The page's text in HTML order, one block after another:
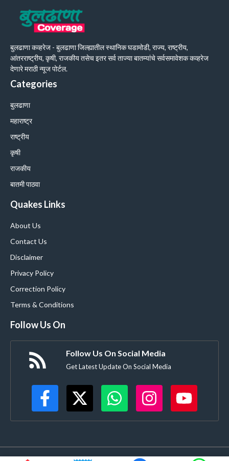
बुलढाणा कव्हरेज - बुलढाणा जिल्ह्यातील स्थानिक घडामोडी, राज्य, राष्ट्रीय,
आंतरराष्ट्रीय, कृषी, राजकीय तसेच इतर सर्व ताज्या बातम्यांचे सर्वसमावेशक कव्हरेज
देणारे मराठी न्यूज पोर्टल.
Categories
बुलढाणा
महाराष्ट्र
राष्ट्रीय
कृषी
राजकीय
बातमी पाठवा
Quakes Links
About Us
Contact Us
Disclaimer
Privacy Policy
Correction Policy
Terms & Conditions
Follow Us On
Follow Us On Social Media
Get Latest Update On Social Media